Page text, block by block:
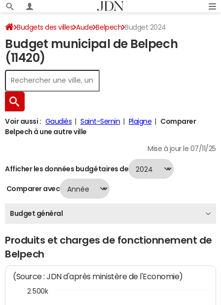
Budgets des villes Aude Belpech Budget 2024
Budget municipal de Belpech
(11420)
Voir aussi : Gaudiès Saint-Sernin Plaigne
Comparer
Belpech à une autre ville
Mise à jour le 07/11/25
Afficher les données budgétaires de
Comparer avec
Budget général
Produits et charges de fonctionnement de
Belpech
(Source : JDN d'après ministère de l'Economie)
2 500k